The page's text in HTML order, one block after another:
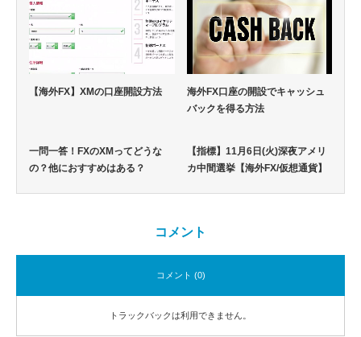
【海外FX】XMの口座開設方法
海外FX口座の開設でキャッシュ
バックを得る方法
一問一答！FXのXMってどうな
の？他におすすめはある？
【指標】11月6日(火)深夜アメリ
カ中間選挙【海外FX/仮想通貨】
コメント
コメント (0)
トラックバックは利用できません。